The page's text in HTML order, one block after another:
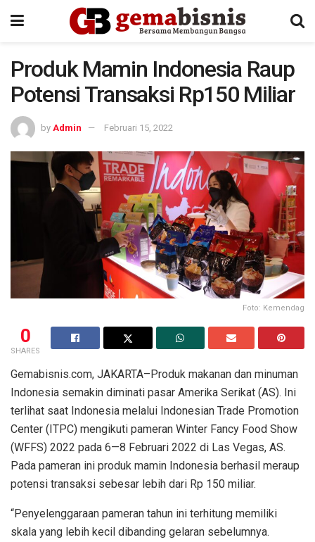
Produk Mamin Indonesia Raup
Potensi Transaksi Rp150 Miliar
by Admin Februari 15, 2022
Foto: Kemendag
0
SHARES
Gemabisnis.com, JAKARTA–Produk makanan dan minuman
Indonesia semakin diminati pasar Amerika Serikat (AS). Ini
terlihat saat Indonesia melalui Indonesian Trade Promotion
Center (ITPC) mengikuti pameran Winter Fancy Food Show
(WFFS) 2022 pada 6—8 Februari 2022 di Las Vegas, AS.
Pada pameran ini produk mamin Indonesia berhasil meraup
potensi transaksi sebesar lebih dari Rp 150 miliar.
“Penyelenggaraan pameran tahun ini terhitung memiliki
skala yang lebih kecil dibanding gelaran sebelumnya.